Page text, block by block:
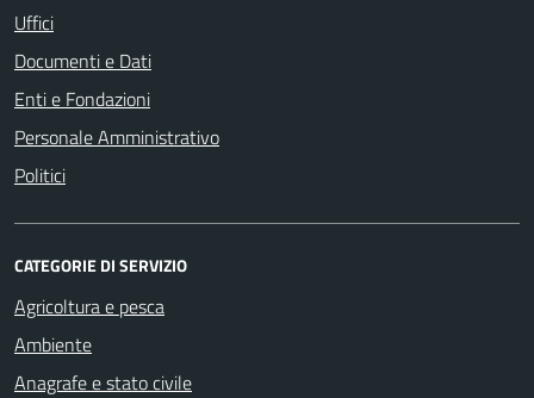
Uffici
Documenti e Dati
Enti e Fondazioni
Personale Amministrativo
Politici
CATEGORIE DI SERVIZIO
Agricoltura e pesca
Ambiente
Anagrafe e stato civile